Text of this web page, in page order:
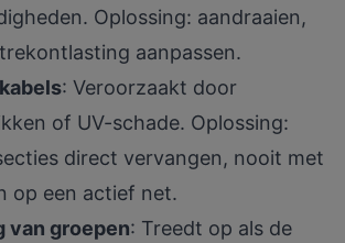
Oplossing: aandraaien,
aanpassen.
: Veroorzaakt door
of UV-schade. Oplossing:
direct vervangen, nooit met
op een actief net.
van groepen: Treedt op als de